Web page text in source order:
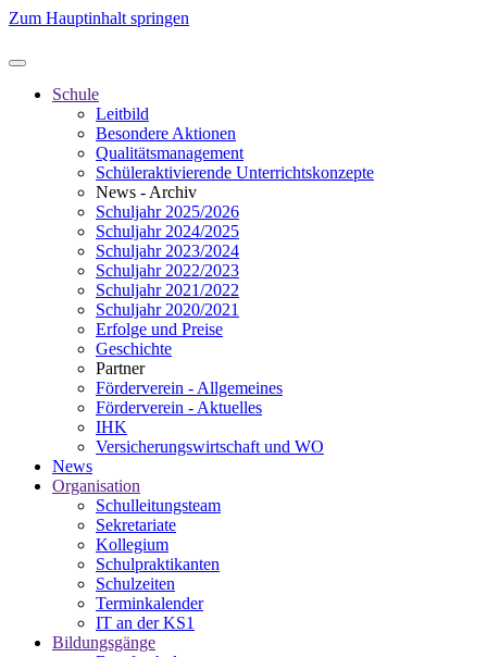
Zum Hauptinhalt springen
Schule
Leitbild
Besondere Aktionen
Qualitätsmanagement
Schüleraktivierende Unterrichtskonzepte
News - Archiv
Schuljahr 2025/2026
Schuljahr 2024/2025
Schuljahr 2023/2024
Schuljahr 2022/2023
Schuljahr 2021/2022
Schuljahr 2020/2021
Erfolge und Preise
Geschichte
Partner
Förderverein - Allgemeines
Förderverein - Aktuelles
IHK
Versicherungswirtschaft und WO
News
Organisation
Schulleitungsteam
Sekretariate
Kollegium
Schulpraktikanten
Schulzeiten
Terminkalender
IT an der KS1
Bildungsgänge